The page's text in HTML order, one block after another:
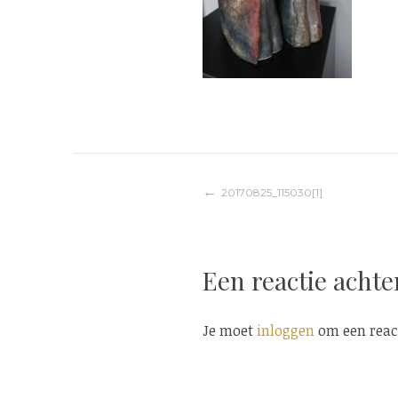
Berichtnavigatie
20170825_115030[1]
Een reactie
Je moet inloggenom een